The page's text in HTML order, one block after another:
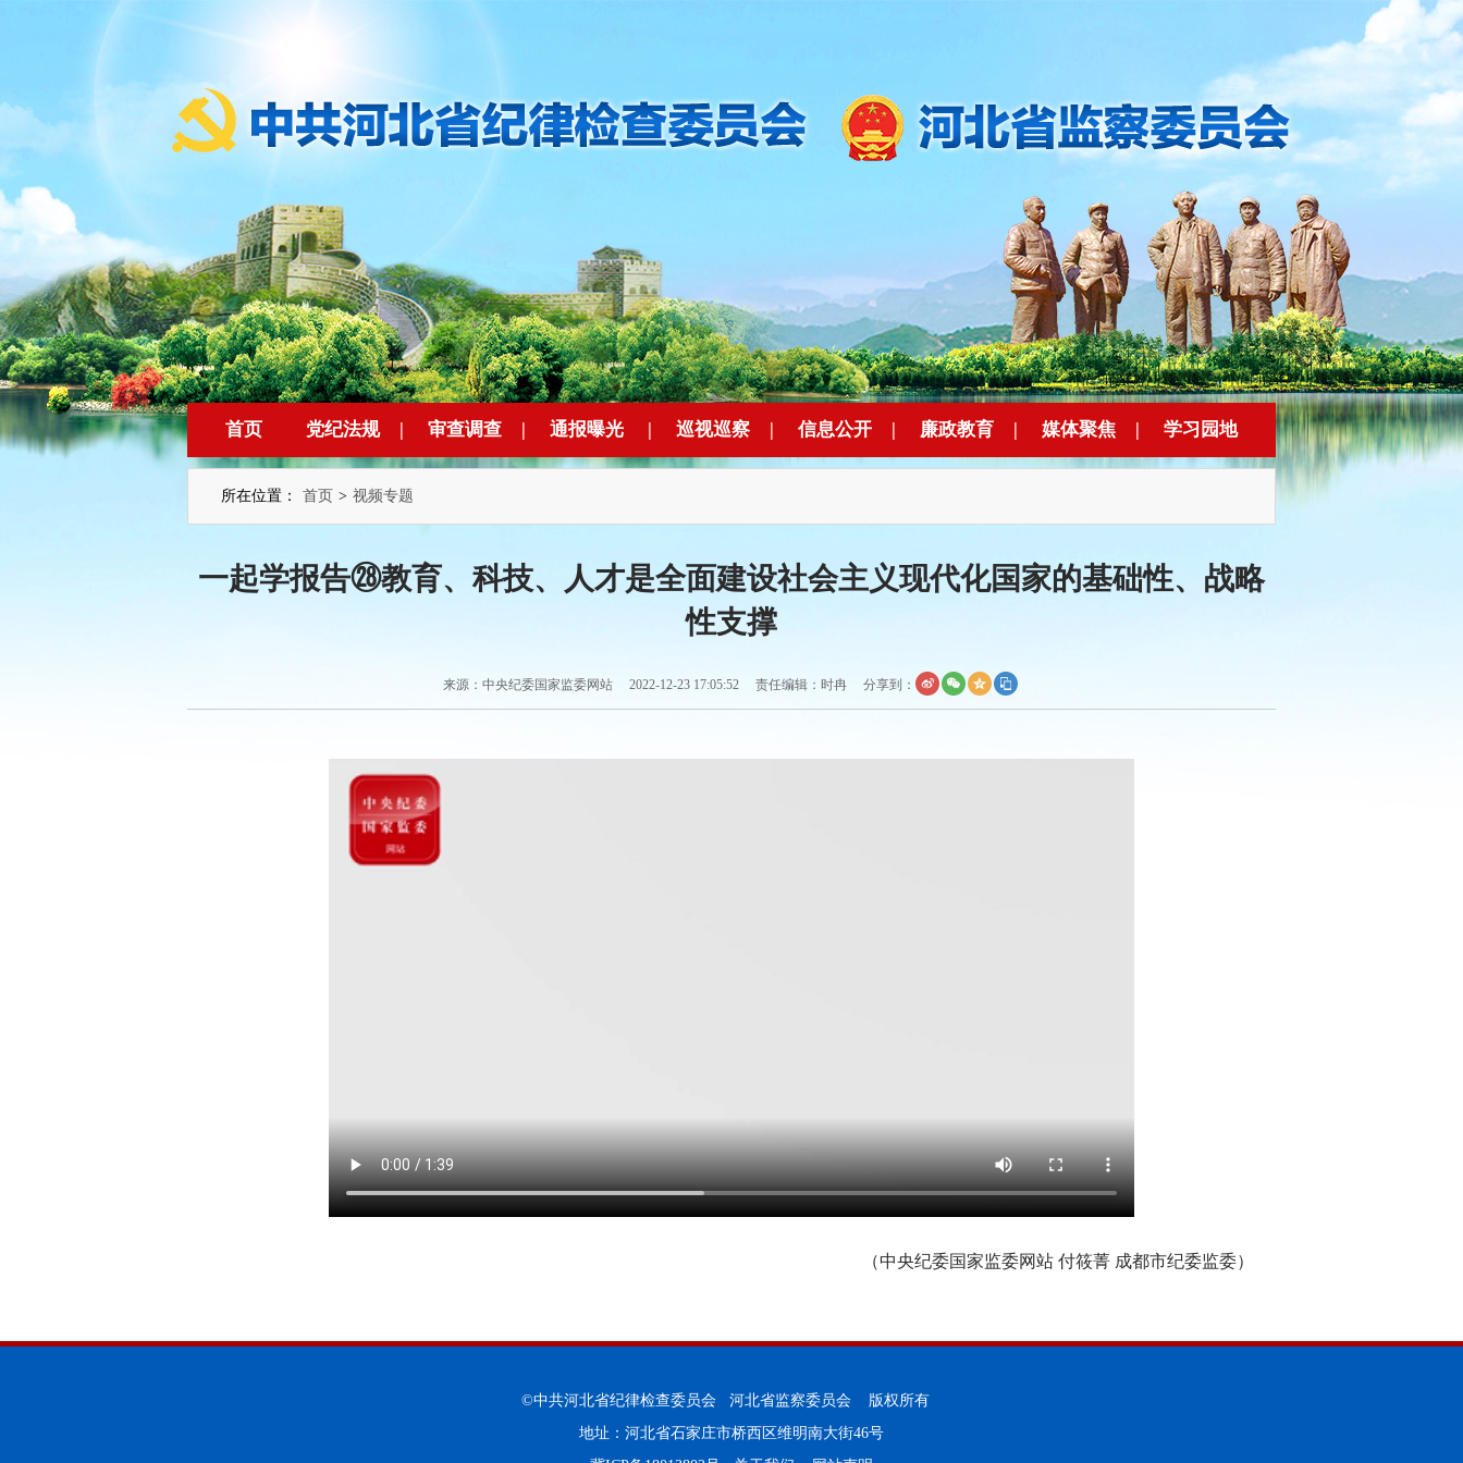
首页 党纪法规 | 审查调查 | 通报曝光 | 巡视巡察 | 信息公开 | 廉政教育 | 媒体聚焦 | 学习园地
所在位置： 首页 > 视频专题
一起学报告㉘教育、科技、人才是全面建设社会主义现代化国家的基础性、战略
性支撑
来源：中央纪委国家监委网站 2022-12-23 17:05:52 责任编辑：时冉 分享到：
（中央纪委国家监委网站 付筱菁 成都市纪委监委）
©中共河北省纪律检查委员会 河北省监察委员会 版权所有
地址：河北省石家庄市桥西区维明南大街46号